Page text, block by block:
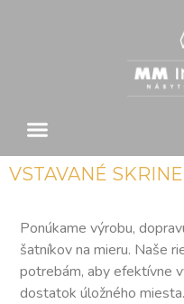
VSTAVANÉ SKRINE
Ponúkame výrobu,
šatníkov na mieru. Naše
potrebám, aby efektívne
dostatok úložného miesta.